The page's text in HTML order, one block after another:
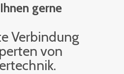
gerne
Ver­bin­dung
von